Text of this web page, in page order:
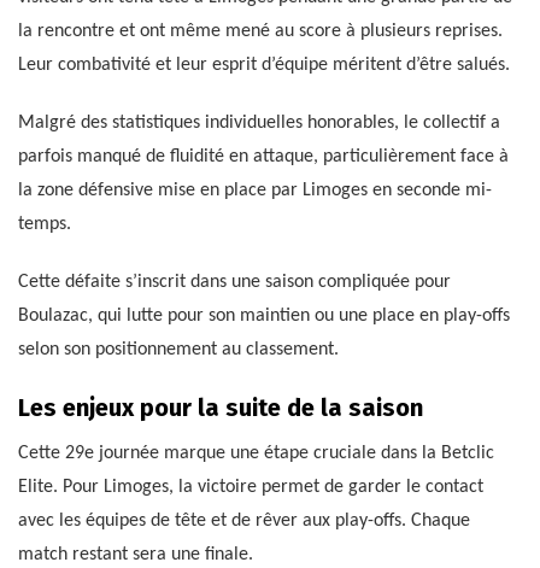
la rencontre et ont même mené au score à plusieurs reprises.
Leur combativité et leur esprit d’équipe méritent d’être salués.
Malgré des statistiques individuelles honorables, le collectif a
parfois manqué de fluidité en attaque, particulièrement face à
la zone défensive mise en place par Limoges en seconde mi-
temps.
Cette défaite s’inscrit dans une saison compliquée pour
Boulazac, qui lutte pour son maintien ou une place en play-offs
selon son positionnement au classement.
Les enjeux pour la suite de la saison
Cette 29e journée marque une étape cruciale dans la Betclic
Elite. Pour Limoges, la victoire permet de garder le contact
avec les équipes de tête et de rêver aux play-offs. Chaque
match restant sera une finale.